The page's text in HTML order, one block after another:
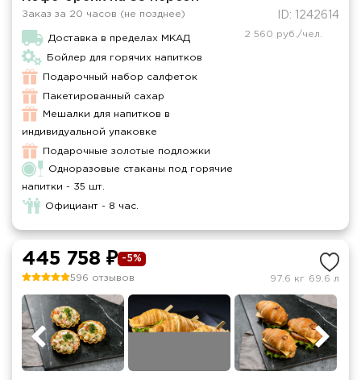
Заказ за 20 часов (не позднее) ID: 1242614
Доставка в пределах МКАД
Бойлер для горячих напитков
Подарочный набор салфеток
Пакетированный сахар
Мешалки для напитков в
индивидуальной упаковке
Подарочные золотые подложки
Одноразовые стаканы под горячие
напитки - 35 шт.
Официант - 8 час.
2 560 руб./чел.
445 758 ₽ -5%
596 отзывов 97.6 кг 69.6 л